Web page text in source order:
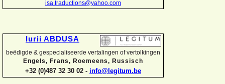
isa.traductions@yahoo.com
Iurii ABDUSA
beëdigde & gespecialiseerde vertalingen of vertolkingen
Engels, Frans, Roemeens, Russisch
+32 (0)487 32 30 02 - info@legitum.be